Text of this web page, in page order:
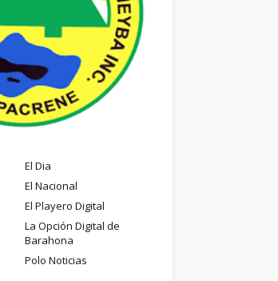
El Dia
El Nacional
El Playero Digital
La Opción Digital de
Barahona
Polo Noticias